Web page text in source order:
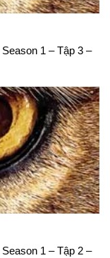
1 – Tập 3 –
1 – Tập 2 –